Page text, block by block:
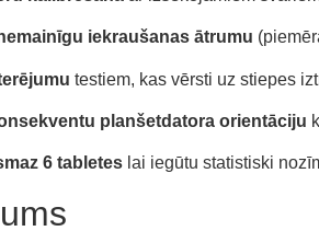
iekraušanas ātrumu
testiem, kas vērsti uz stiepes
planšetdatora orientāciju
6 tabletes lai iegūtu statistiski